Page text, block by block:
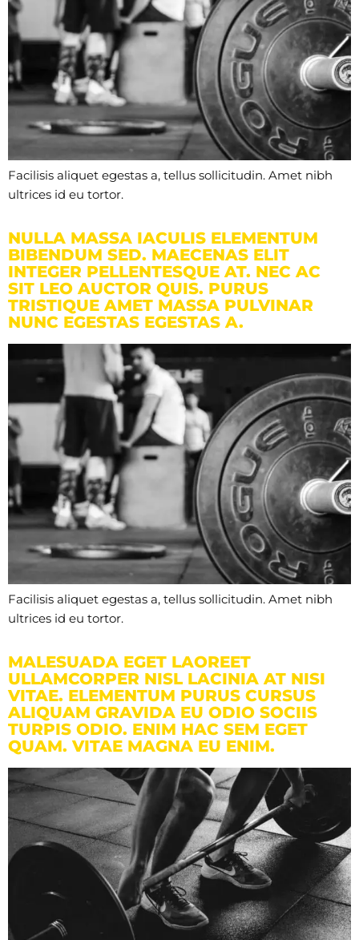
Facilisis aliquet egestas a, tellus sollicitudin. Amet nibh
ultrices id eu tortor.
NULLA MASSA IACULIS ELEMENTUM
BIBENDUM SED. MAECENAS ELIT
INTEGER PELLENTESQUE AT. NEC AC
SIT LEO AUCTOR QUIS. PURUS
TRISTIQUE AMET MASSA PULVINAR
NUNC EGESTAS EGESTAS A.
Facilisis aliquet egestas a, tellus sollicitudin. Amet nibh
ultrices id eu tortor.
MALESUADA EGET LAOREET
ULLAMCORPER NISL LACINIA AT NISI
VITAE. ELEMENTUM PURUS CURSUS
ALIQUAM GRAVIDA EU ODIO SOCIIS
TURPIS ODIO. ENIM HAC SEM EGET
QUAM. VITAE MAGNA EU ENIM.